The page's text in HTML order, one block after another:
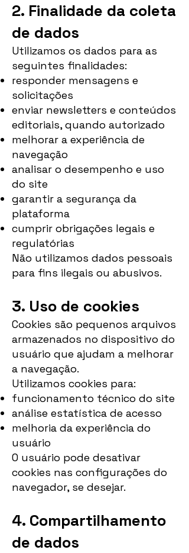
2. Finalidade da coleta
de dados
Utilizamos os dados para as
seguintes finalidades:
responder mensagens e
solicitações
enviar newsletters e conteúdos
editoriais, quando autorizado
melhorar a experiência de
navegação
analisar o desempenho e uso
do site
garantir a segurança da
plataforma
cumprir obrigações legais e
regulatórias
Não utilizamos dados pessoais
para fins ilegais ou abusivos.
3. Uso de cookies
Cookies são pequenos arquivos
armazenados no dispositivo do
usuário que ajudam a melhorar
a navegação.
Utilizamos cookies para:
funcionamento técnico do site
análise estatística de acesso
melhoria da experiência do
usuário
O usuário pode desativar
cookies nas configurações do
navegador, se desejar.
4. Compartilhamento
de dados